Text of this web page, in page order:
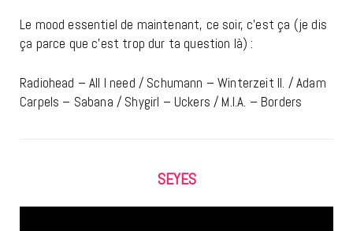
Le mood essentiel de maintenant, ce soir, c’est ça (je dis
ça parce que c’est trop dur ta question là) :
Radiohead – All I need / Schumann – Winterzeit II. / Adam
Carpels – Sabana / Shygirl – Uckers / M.I.A. – Borders
SEYES